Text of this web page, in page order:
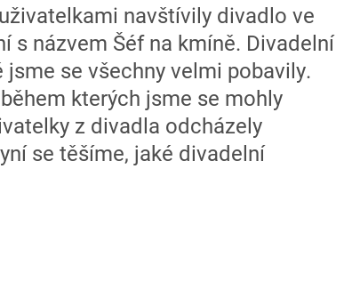
navštívily divadlo ve
s názvem Šéf na kmíně. Divadelní
se všechny velmi pobavily.
kterých jsme se mohly
z divadla odcházely
se těšíme, jaké divadelní